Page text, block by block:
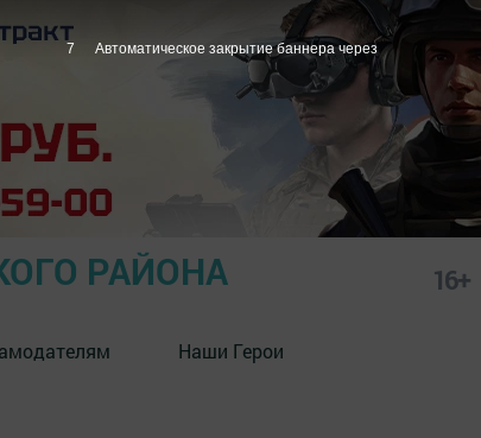
РАЙОНА 16+
Наши Герои
7 Автоматическое закрытие баннера через